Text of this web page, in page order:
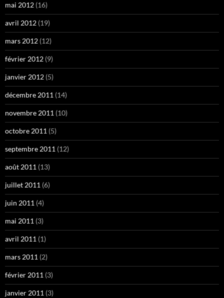
mai 2012 (16)
avril 2012 (19)
mars 2012 (12)
février 2012 (9)
janvier 2012 (5)
décembre 2011 (14)
novembre 2011 (10)
octobre 2011 (5)
septembre 2011 (12)
août 2011 (13)
juillet 2011 (6)
juin 2011 (4)
mai 2011 (3)
avril 2011 (1)
mars 2011 (2)
février 2011 (3)
janvier 2011 (3)